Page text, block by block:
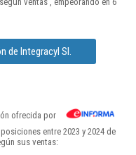
de Integracyl Sl.
ofrecida por
entre 2023 y 2024 de
sus ventas: